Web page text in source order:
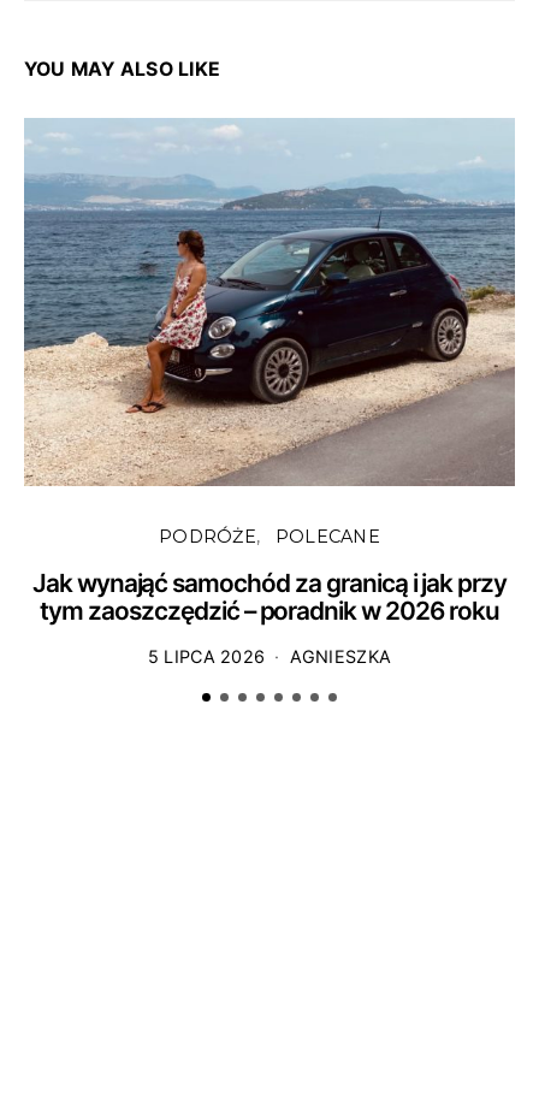
YOU MAY ALSO LIKE
PODRÓŻE POLECANE
Jak wynająć samochód za granicą i jak przy
tym zaoszczędzić – poradnik w 2026 roku
5 LIPCA 2026 AGNIESZKA